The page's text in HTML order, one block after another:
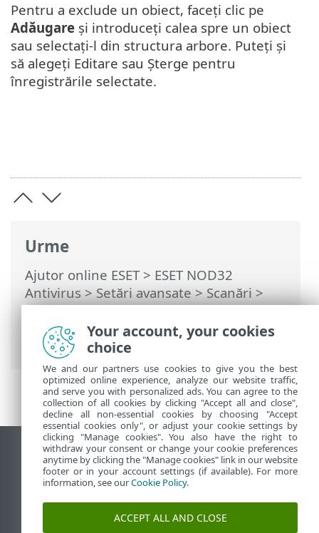
Urme
Ajutor online ESET> ESET NOD32
Antivirus>Setări avansate>Scanări>
HIPS – Sistem de prevenire a
intruziunilor la nivel host > Excluderi
HIPS
Pentru a exclude un obiect, faceți clic pe
Adăugare și introduceți calea spre un obiect
sau selectați-l din structura arbore. Puteți și
să alegeți Editare sau Șterge pentru
înregistrările selectate.
Vizualizare site pentru desktop
End of Life
Baza de cunoștințe ESET
Forum ESET
ESET Status Portal
Your account, your cookies
choice
We and our partners use cookies to give you the best
optimized online experience, analyze our website traffic,
and serve you with personalized ads. You can agree to the
collection of all cookies by clicking "Accept all and close",
decline all non-essential cookies by choosing "Accept
essential cookies only", or adjust your cookie settings by
clicking "Manage cookies". You also have the right to
withdraw your consent or change your cookie preferences
anytime by clicking the "Manage cookies" link in our website
footer or in your account settings (if available). For more
information, see ourCookie Policy.
ACCEPT ALL AND CLOSE